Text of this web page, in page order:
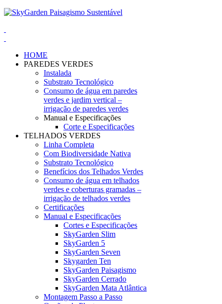
HOME
PAREDES VERDES
Instalada
Substrato Tecnológico
Consumo de água em paredes
verdes e jardim vertical –
irrigação de paredes verdes
Manual e Especificações
Corte e Especificações
TELHADOS VERDES
Linha Completa
Com Biodiversidade Nativa
Substrato Tecnológico
Benefícios dos Telhados Verdes
Consumo de água em telhados
verdes e coberturas gramadas –
irrigação de telhados verdes
Certificações
Manual e Especificações
Cortes e Especificações
SkyGarden Slim
SkyGarden 5
SkyGarden Seven
Skygarden Ten
SkyGarden Paisagismo
SkyGarden Cerrado
SkyGarden Mata Atlântica
Montagem Passo a Passo